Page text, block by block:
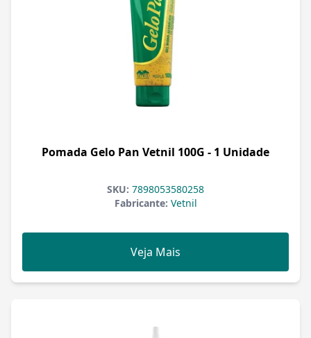
Pomada Gelo Pan Vetnil 100G - 1 Unidade
SKU: 7898053580258
Fabricante: Vetnil
Veja Mais